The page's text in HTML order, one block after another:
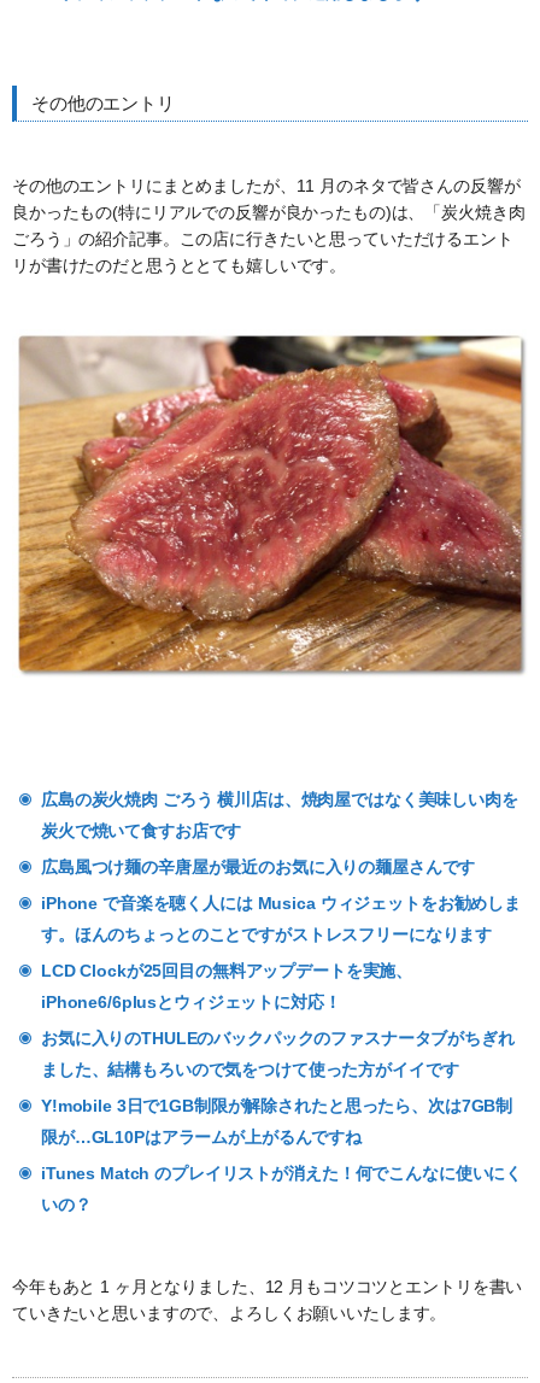
その他のエントリ
その他のエントリにまとめましたが、11 月のネタで皆さんの反響が
良かったもの(特にリアルでの反響が良かったもの)は、「炭火焼き肉
ごろう」の紹介記事。この店に行きたいと思っていただけるエント
リが書けたのだと思うととても嬉しいです。
広島の炭火焼肉 ごろう 横川店は、焼肉屋ではなく美味しい肉を
炭火で焼いて食すお店です
広島風つけ麺の辛唐屋が最近のお気に入りの麺屋さんです
iPhone で音楽を聴く人には Musica ウィジェットをお勧めしま
す。ほんのちょっとのことですがストレスフリーになります
LCD Clockが25回目の無料アップデートを実施、
iPhone6/6plusとウィジェットに対応！
お気に入りのTHULEのバックパックのファスナータブがちぎれ
ました、結構もろいので気をつけて使った方がイイです
Y!mobile 3日で1GB制限が解除されたと思ったら、次は7GB制
限が…GL10Pはアラームが上がるんですね
iTunes Match のプレイリストが消えた！何でこんなに使いにく
いの？
今年もあと 1 ヶ月となりました、12 月もコツコツとエントリを書い
ていきたいと思いますので、よろしくお願いいたします。